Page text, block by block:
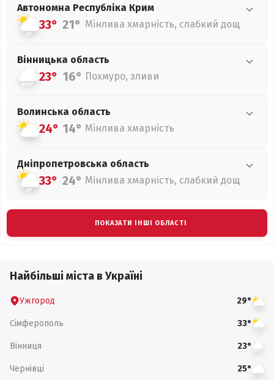
Автономна Республіка Крим
33° 21° Мінлива хмарність, слабкий дощ
Вінницька область
23° 16° Похмуро, зливи
Волинська область
24° 14° Мінлива хмарність
Дніпропетровська область
33° 24° Мінлива хмарність, слабкий дощ
ПОКАЗАТИ ІНШІ ОБЛАСТІ
Найбільші міста в Україні
Ужгород 29°
Сімферополь 33°
Вінниця 23°
Чернівці 25°